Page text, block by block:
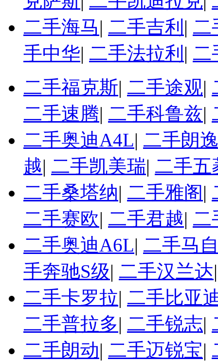
二手海马| 二手吉利 | 二
手中华| 二手法拉利 | 二
二手福克斯| 二手途观|
二手速腾| 二手科鲁兹|
二手奥迪A4L| 二手朗
越| 二手凯美瑞| 二手五
二手桑塔纳| 二手雅阁|
二手赛欧| 二手君越| 二
二手奥迪A6L| 二手马
手奔驰S级| 二手汉兰达
二手卡罗拉| 二手比亚
二手普拉多| 二手锐志|
二手朗动| 二手迈锐宝|